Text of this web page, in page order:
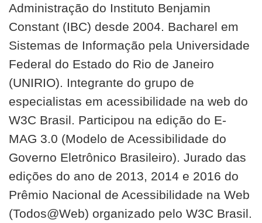
Administração do Instituto Benjamin
Constant (IBC) desde 2004. Bacharel em
Sistemas de Informação pela Universidade
Federal do Estado do Rio de Janeiro
(UNIRIO). Integrante do grupo de
especialistas em acessibilidade na web do
W3C Brasil. Participou na edição do E-
MAG 3.0 (Modelo de Acessibilidade do
Governo Eletrônico Brasileiro). Jurado das
edições do ano de 2013, 2014 e 2016 do
Prêmio Nacional de Acessibilidade na Web
(Todos@Web) organizado pelo W3C Brasil.